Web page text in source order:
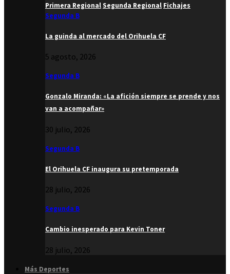
Primera RegionalSegunda Regional Fichajes
Segunda B
La guinda al mercado del Orihuela CF
5 agosto, 2026
Segunda B
Gonzalo Miranda: «La afición siempre se prende y nos
van a acompañar»
30 julio, 2026
Segunda B
El Orihuela CF inaugura su pretemporada
28 julio, 2026
Segunda B
Cambio inesperado para Kevin Toner
28 julio, 2026
Más Deportes